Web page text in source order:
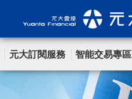
元大訂閱服務 智能交易專區